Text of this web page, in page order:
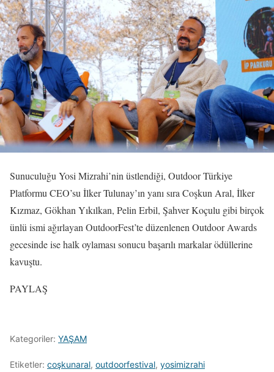
Sunuculuğu Yosi Mizrahi’nin üstlendiği, Outdoor Türkiye
Platformu CEO’su İlker Tulunay’ın yanı sıra Coşkun Aral, İlker
Kızmaz, Gökhan Yıkılkan, Pelin Erbil, Şahver Koçulu gibi birçok
ünlü ismi ağırlayan OutdoorFest’te düzenlenen Outdoor Awards
gecesinde ise halk oylaması sonucu başarılı markalar ödüllerine
kavuştu.
PAYLAŞ
Kategoriler: YAŞAM
Etiketler: coşkunaral, outdoorfestival, yosimizrahi